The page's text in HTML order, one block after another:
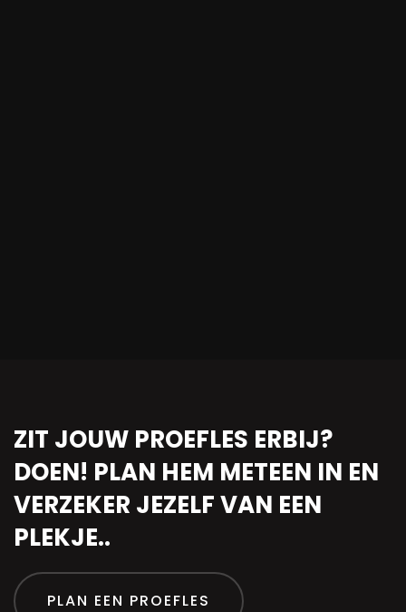
ZIT JOUW PROEFLES ERBIJ?
DOEN! PLAN HEM METEEN IN EN
VERZEKER JEZELF VAN EEN
PLEKJE..
PLAN EEN PROEFLES